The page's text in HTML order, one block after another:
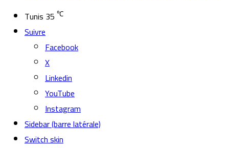
Tunis 35 ℃
Suivre
Facebook
X
Linkedin
YouTube
Instagram
Sidebar (barre latérale)
Switch skin